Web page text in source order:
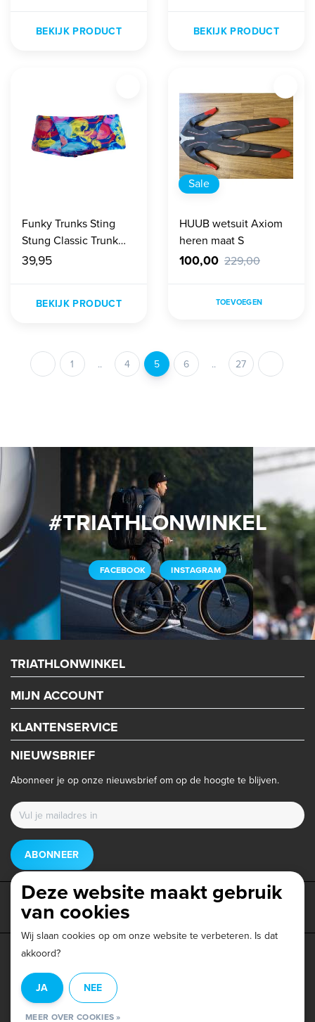
BEKIJK PRODUCT BEKIJK PRODUCT
Funky Trunks Sting
Stung Classic Trunk
Heren
39,95
BEKIJK PRODUCT
Sale
HUUB wetsuit Axiom
heren maat S
100,00 229,00
TOEVOEGEN
1 .. 4 5 6 .. 27
#TRIATHLONWINKEL
FACEBOOK INSTAGRAM
TRIATHLONWINKEL
MIJN ACCOUNT
KLANTENSERVICE
NIEUWSBRIEF
Abonneer je op onze nieuwsbrief om op de hoogte te blijven.
ABONNEER
Privacy beleid
© Copyright 2026 - Triathlonwinkel.nl | Realisatie
Deze website maakt gebruik
van cookies
Wij slaan cookies op om onze website te verbeteren. Is dat
akkoord?
JA NEE
MEER OVER COOKIES »